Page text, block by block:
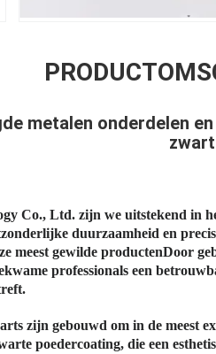
metalen onderdelen
zwart
Co., Ltd. zijn we uitstekend in
duurzaamheid en
meest gewilde productenDoor
professionals een
zijn gebouwd om in de meest
poedercoating, die een